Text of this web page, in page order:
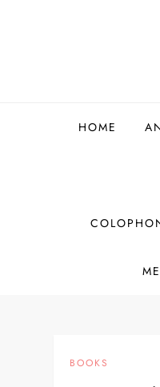
HOME
BOOKS